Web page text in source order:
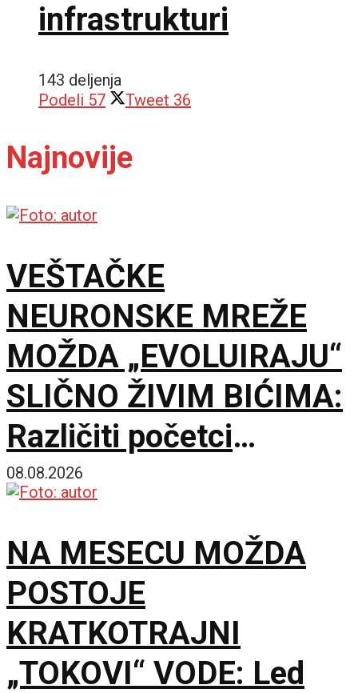
infrastrukturi
143 deljenja
Podeli 57 Tweet 36
Najnovije
VEŠTAČKE
NEURONSKE MREŽE
MOŽDA „EVOLUIRAJU“
SLIČNO ŽIVIM BIĆIMA:
Različiti početci
završavaju u sličnim
08.08.2026
NA MESECU MOŽDA
POSTOJE
KRATKOTRAJNI
„TOKOVI“ VODE: Led